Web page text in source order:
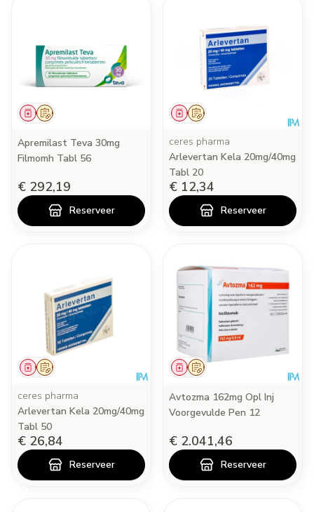
Op voorschrift
Geneesmiddel
Apremilast Teva 30mg
Filmomh Tabl 56
€ 292,19
Reserveer
Op voorschrift
Geneesmiddel
ceres pharma
Arlevertan Kela 20mg/40mg
Tabl 20
€ 12,34
Reserveer
Op voorschrift
Geneesmiddel
ceres pharma
Arlevertan Kela 20mg/40mg
Tabl 50
€ 26,84
Reserveer
Op voorschrift
Geneesmiddel
Avtozma 162mg Opl Inj
Voorgevulde Pen 12
€ 2.041,46
Reserveer